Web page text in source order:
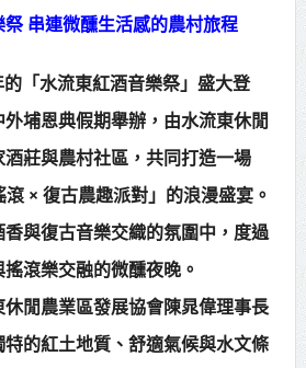
持將官晉任 期勉精進
「倒閣說」 喊推陳其
金唐獎」得獎者及入
持體系
串連微醺生活感的農村旅程
「水流東紅酒音樂祭」盛大登
埔恩典假期舉辦，由水流東休閒
莊與農村社區，共同打造一場
滾 × 復古農趣派對」的浪漫盛宴。
與復古音樂交織的氛圍中，度過
滾樂交融的微醺夜晚。
閒農業區發展協會陳晁偉理事長
的紅土地質、舒適氣候與水文條